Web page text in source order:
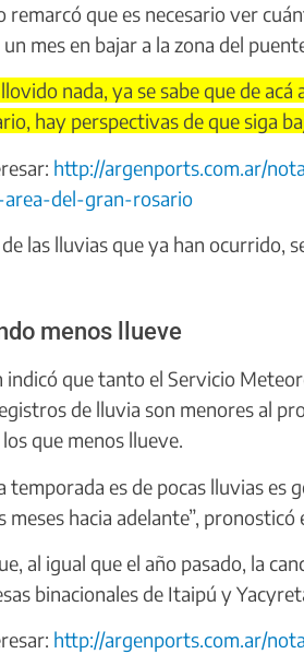
remarcó que es necesario ver
mes en bajar a la zona del
nada, ya se sabe que de
hay perspectivas de que siga
http://argenports.com.ar/
del-gran-rosario
las lluvias que ya han ocurrido,
menos llueve
que tanto el Servicio
de lluvia son menores al
que menos llueve.
temporada es de pocas lluvias es
meses hacia adelante”, pronosticó
al igual que el año pasado, la
binacionales de Itaipú y
http://argenports.com.ar/